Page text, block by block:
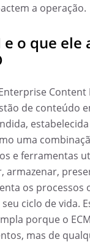
a operação.
e o que ele
de conteúdo
estabelecida
uma
e ferramentas
armazenar,
os processos
ciclo de vida.
porque o
mas de